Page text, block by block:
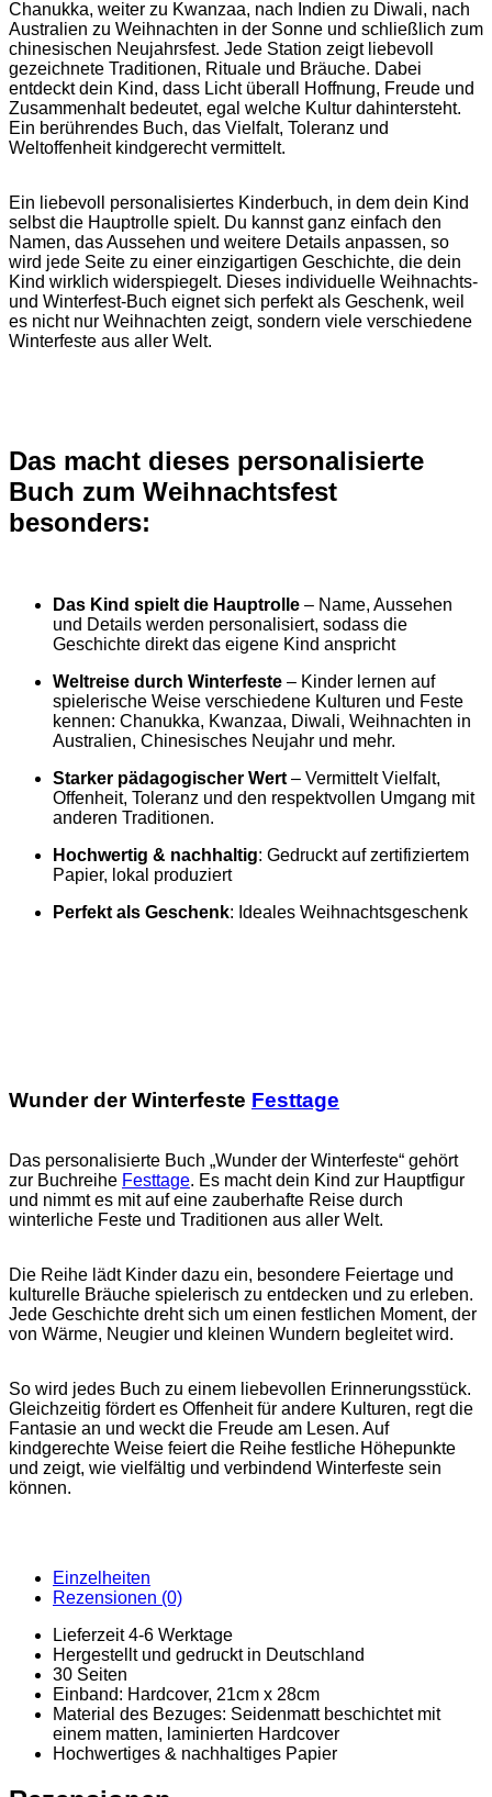
Chanukka, weiter zu Kwanzaa, nach Indien zu Diwali, nach
Australien zu Weihnachten in der Sonne und schließlich zum
chinesischen Neujahrsfest. Jede Station zeigt liebevoll
gezeichnete Traditionen, Rituale und Bräuche. Dabei
entdeckt dein Kind, dass Licht überall Hoffnung, Freude und
Zusammenhalt bedeutet, egal welche Kultur dahintersteht.
Ein berührendes Buch, das Vielfalt, Toleranz und
Weltoffenheit kindgerecht vermittelt.
Ein liebevoll personalisiertes Kinderbuch, in dem dein Kind
selbst die Hauptrolle spielt. Du kannst ganz einfach den
Namen, das Aussehen und weitere Details anpassen, so
wird jede Seite zu einer einzigartigen Geschichte, die dein
Kind wirklich widerspiegelt. Dieses individuelle Weihnachts-
und Winterfest-Buch eignet sich perfekt als Geschenk, weil
es nicht nur Weihnachten zeigt, sondern viele verschiedene
Winterfeste aus aller Welt.
Das macht dieses personalisierte
Buch zum Weihnachtsfest
besonders:
Das Kind spielt die Hauptrolle – Name, Aussehen
und Details werden personalisiert, sodass die
Geschichte direkt das eigene Kind anspricht
Weltreise durch Winterfeste – Kinder lernen auf
spielerische Weise verschiedene Kulturen und Feste
kennen: Chanukka, Kwanzaa, Diwali, Weihnachten in
Australien, Chinesisches Neujahr und mehr.
Starker pädagogischer Wert – Vermittelt Vielfalt,
Offenheit, Toleranz und den respektvollen Umgang mit
anderen Traditionen.
Hochwertig & nachhaltig: Gedruckt auf zertifiziertem
Papier, lokal produziert
Perfekt als Geschenk: Ideales Weihnachtsgeschenk
Wunder der Winterfeste Festtage
Das personalisierte Buch „Wunder der Winterfeste“ gehört
zur Buchreihe Festtage. Es macht dein Kind zur Hauptfigur
und nimmt es mit auf eine zauberhafte Reise durch
winterliche Feste und Traditionen aus aller Welt.
Die Reihe lädt Kinder dazu ein, besondere Feiertage und
kulturelle Bräuche spielerisch zu entdecken und zu erleben.
Jede Geschichte dreht sich um einen festlichen Moment, der
von Wärme, Neugier und kleinen Wundern begleitet wird.
So wird jedes Buch zu einem liebevollen Erinnerungsstück.
Gleichzeitig fördert es Offenheit für andere Kulturen, regt die
Fantasie an und weckt die Freude am Lesen. Auf
kindgerechte Weise feiert die Reihe festliche Höhepunkte
und zeigt, wie vielfältig und verbindend Winterfeste sein
können.
Einzelheiten
Rezensionen (0)
Lieferzeit 4-6 Werktage
Hergestellt und gedruckt in Deutschland
30 Seiten
Einband: Hardcover, 21cm x 28cm
Material des Bezuges: Seidenmatt beschichtet mit
einem matten, laminierten Hardcover
Hochwertiges & nachhaltiges Papier